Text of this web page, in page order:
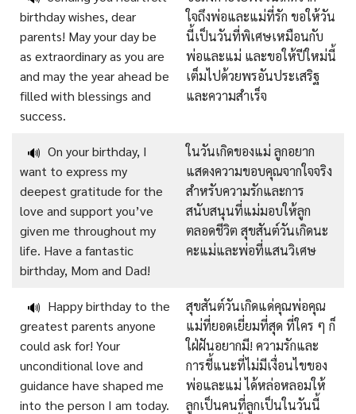
birthday wishes, dear
parents! May your day be
as extraordinary as you are
and may the year ahead be
filled with blessings and
success.
ใจถึงพ่อและแม่ที่รัก ขอให้วัน
นี้เป็นวันที่พิเศษเหมือนกับ
พ่อและแม่ และขอให้ปีใหม่นี้
เต็มไปด้วยพรอันประเสริฐ
และความสำเร็จ
🔊 On your birthday, I
want to express my
deepest gratitude for the
love and support you’ve
given me throughout my
life. Have a fantastic
birthday, Mom and Dad!
ในวันเกิดของแม่ ลูกอยาก
แสดงความขอบคุณจากใจจริง
สำหรับความรักและการ
สนับสนุนที่แม่มอบให้ลูก
ตลอดชีวิต สุขสันต์วันเกิดนะ
คะแม่และพ่อที่แสนวิเศษ
🔊 Happy birthday to the
greatest parents anyone
could ask for! Your
unconditional love and
guidance have shaped me
into the person I am today.
สุขสันต์วันเกิดแด่คุณพ่อคุณ
แม่ที่ยอดเยี่ยมที่สุด ที่ใคร ๆ ก็
ใฝ่ฝันอยากมี! ความรักและ
การชี้แนะที่ไม่มีเงื่อนไขของ
พ่อและแม่ ได้หล่อหลอมให้
ลูกเป็นคนที่ลูกเป็นในวันนี้